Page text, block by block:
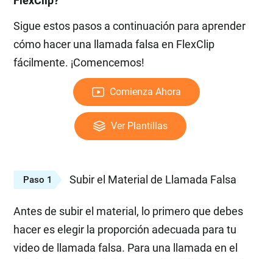
Sigue estos pasos a continuación para aprender
cómo hacer una llamada falsa en FlexClip
fácilmente. ¡Comencemos!
Comienza Ahora
Ver Plantillas
Paso 1 Subir el Material de Llamada Falsa
Antes de subir el material, lo primero que debes
hacer es elegir la proporción adecuada para tu
video de llamada falsa. Para una llamada en el